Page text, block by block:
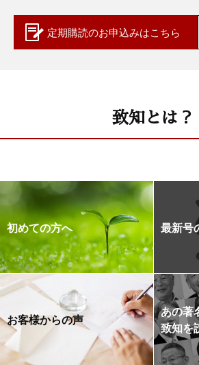
定期購読のお申込みはこちら
致知とは？
初めての方へ 最新号
お客様からの声
あの著
致知を